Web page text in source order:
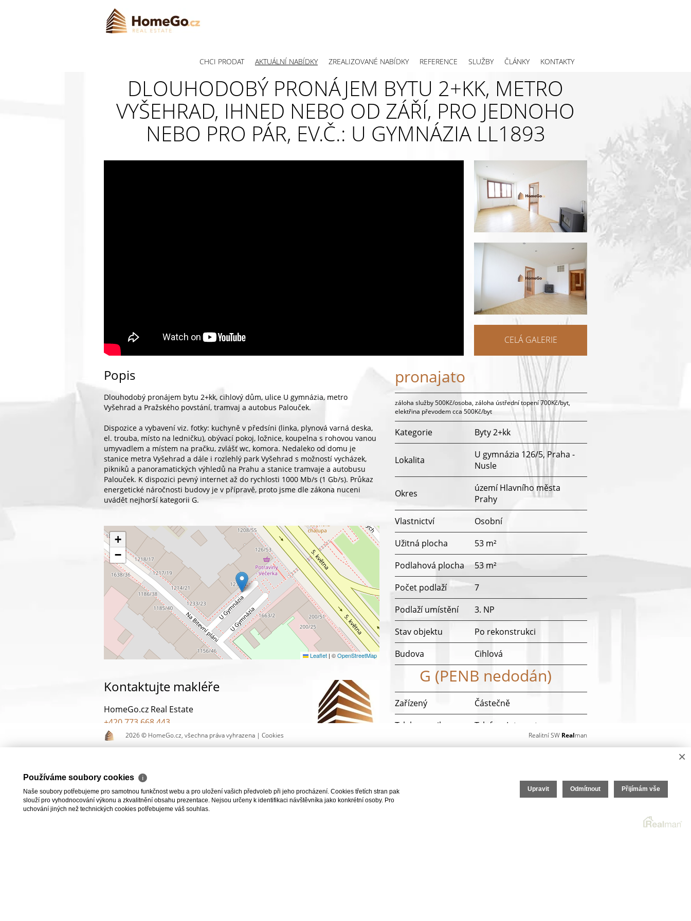
CHCI PRODAT AKTUÁLNÍ NABÍDKY ZREALIZOVANÉ NABÍDKY REFERENCE SLUŽBY ČLÁNKY KONTAKTY
DLOUHODOBÝ PRONÁJEM BYTU 2+KK, METRO
VYŠEHRAD, IHNED NEBO OD ZÁŘÍ, PRO JEDNOHO
NEBO PRO PÁR, EV.Č.: U GYMNÁZIA LL1893
CELÁ GALERIE
Popis
Dlouhodobý pronájem bytu 2+kk, cihlový dům, ulice U gymnázia, metro
Vyšehrad a Pražského povstání, tramvaj a autobus Palouček.
Dispozice a vybavení viz. fotky: kuchyně v předsíni (linka, plynová varná deska,
el. trouba, místo na ledničku), obývací pokoj, ložnice, koupelna s rohovou vanou
umyvadlem a místem na pračku, zvlášť wc, komora. Nedaleko od domu je
stanice metra Vyšehrad a dále i rozlehlý park Vyšehrad s možností vycházek,
pikniků a panoramatických výhledů na Prahu a stanice tramvaje a autobusu
Palouček. K dispozici pevný internet až do rychlosti 1000 Mb/s (1 Gb/s). Průkaz
energetické náročnosti budovy je v přípravě, proto jsme dle zákona nuceni
uvádět nejhorší kategorii G.
+
−
Leaflet | ©OpenStreetMap
Kontaktujte makléře
HomeGo.cz Real Estate
+420 773 668 443
homego@homego.cz
pronajato
záloha služby 500Kč/osoba, záloha ústřední topení 700Kč/byt,
elektřina převodem cca 500Kč/byt
Kategorie Byty 2+kk
Lokalita
U gymnázia 126/5, Praha -
Nusle
Okres
území Hlavního města
Prahy
Vlastnictví
Osobní
Užitná plocha
53 m²
Podlahová plocha
53 m²
Počet podlaží
7
Podlaží umístění
3. NP
Stav objektu
Po rekonstrukci
Budova
Cihlová
G (PENB nedodán)
Zařízený
Částečně
Telekomunikace
Telefon, Internet
Doprava
MHD
2026 © HomeGo.cz, všechna práva vyhrazena | Cookies Realitní SW Realman
×
Používáme soubory cookies ℹ
Naše soubory potřebujeme pro samotnou funkčnost webu a pro uložení vašich předvoleb při jeho procházení. Cookies třetích stran pak
slouží pro vyhodnocování výkonu a zkvalitnění obsahu prezentace. Nejsou určeny k identifikaci návštěvníka jako konkrétní osoby. Pro
uchování jiných než technických cookies potřebujeme váš souhlas.
Upravit Odmítnout Přijímám vše